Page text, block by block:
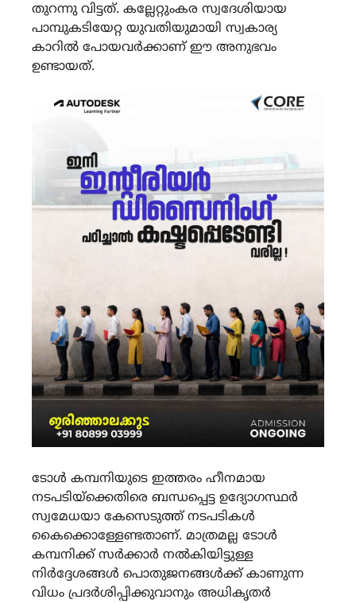
തുറന്നു വിട്ടത്. കല്ലേറ്റുംകര സ്വദേശിയായ
പാമ്പുകടിയേറ്റ യുവതിയുമായി സ്വകാര്യ
കാറിൽ പോയവർക്കാണ് ഈ അനുഭവം
ഉണ്ടായത്.
ടോൾ കമ്പനിയുടെ ഇത്തരം ഹീനമായ
നടപടിയ്ക്കെതിരെ ബന്ധപ്പെട്ട ഉദ്യോഗസ്ഥർ
സ്വമേധയാ കേസെടുത്ത് നടപടികൾ
കൈക്കൊള്ളേണ്ടതാണ്. മാത്രമല്ല ടോൾ
കമ്പനിക്ക് സർക്കാർ നൽകിയിട്ടുള്ള
നിർദ്ദേശങ്ങൾ പൊതുജനങ്ങൾക്ക് കാണുന്ന
വിധം പ്രദർശിപ്പിക്കുവാനും അധികൃതർ